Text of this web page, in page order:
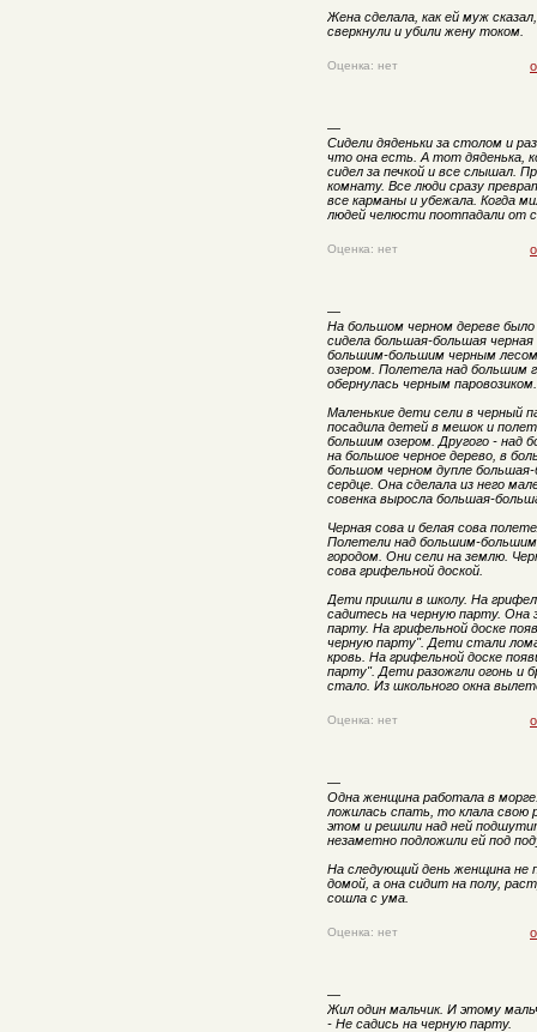
Жена сделала, как ей муж
сверкнули и убили жену током.
Оценка: нет
—
Сидели дяденьки за столом и
что она есть. А тот дяденька,
сидел за печкой и все слышал.
комнату. Все люди сразу
все карманы и убежала. Когда
людей челюсти поотпадали от
Оценка: нет
—
На большом черном дереве
сидела большая-большая
большим-большим черным
озером. Полетела над большим
обернулась черным паровозиком.
Маленькие дети сели в черный
посадила детей в мешок и
большим озером. Другого - над
на большое черное дерево, в
большом черном дупле
сердце. Она сделала из него
совенка выросла большая-
Черная сова и белая сова
Полетели над большим-
городом. Они сели на землю.
сова грифельной доской.
Дети пришли в школу. На
садитесь на черную парту. Она
парту. На грифельной доске
черную парту". Дети стали
кровь. На грифельной доске
парту". Дети разожгли огонь и
стало. Из школьного окна
Оценка: нет
—
Одна женщина работала в
ложилась спать, то клала свою
этом и решили над ней
незаметно подложили ей под
На следующий день женщина не
домой, а она сидит на полу,
сошла с ума.
Оценка: нет
—
Жил один мальчик. И этому
- Не садись на черную парту.